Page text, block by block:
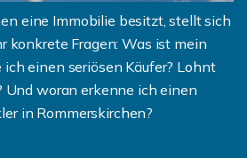
eine Immobilie besitzt, stellt sich
konkrete Fragen: Was ist mein
einen seriösen Käufer? Lohnt
Und woran erkenne ich einen
in Rommerskirchen?